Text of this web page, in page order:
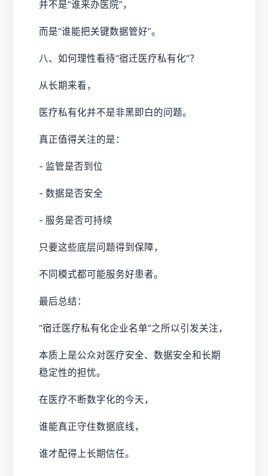
并不是“谁来办医院”，
而是“谁能把关键数据管好”。
八、如何理性看待“宿迁医疗私有化”？
从长期来看，
医疗私有化并不是非黑即白的问题。
真正值得关注的是：
- 监管是否到位
- 数据是否安全
- 服务是否可持续
只要这些底层问题得到保障，
不同模式都可能服务好患者。
最后总结：
“宿迁医疗私有化企业名单”之所以引发关注，
本质上是公众对医疗安全、数据安全和长期
稳定性的担忧。
在医疗不断数字化的今天，
谁能真正守住数据底线，
谁才配得上长期信任。